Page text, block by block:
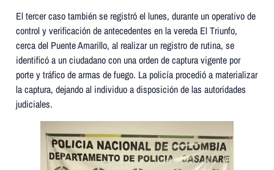
El tercer caso también se registró el lunes, durante un operativo de
control y verificación de antecedentes en la vereda El Triunfo,
cerca del Puente Amarillo, al realizar un registro de rutina, se
identificó a un ciudadano con una orden de captura vigente por
porte y tráfico de armas de fuego. La policía procedió a materializar
la captura, dejando al individuo a disposición de las autoridades
judiciales.